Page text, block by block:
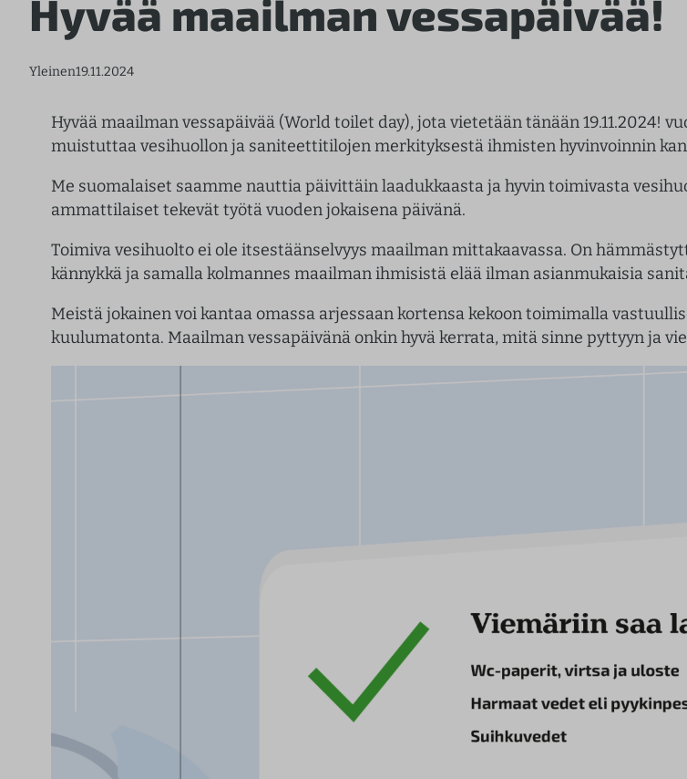
Hyvää maailman vessapäivää!
Yleinen19.11.2024
Hyvää maailman vessapäivää (World toilet day), jota vietetään tänään 19.11.2024!
muistuttaa vesihuollon ja saniteettitilojen merkityksestä ihmisten hyvinvoinnin
Me suomalaiset saamme nauttia päivittäin laadukkaasta ja hyvin toimivasta
ammattilaiset tekevät työtä vuoden jokaisena päivänä.
Toimiva vesihuolto ei ole itsestäänselvyys maailman mittakaavassa. On
kännykkä ja samalla kolmannes maailman ihmisistä elää ilman asianmukaisia
Meistä jokainen voi kantaa omassa arjessaan kortensa kekoon toimimalla
kuulumatonta. Maailman vessapäivänä onkin hyvä kerrata, mitä sinne pyttyyn ja